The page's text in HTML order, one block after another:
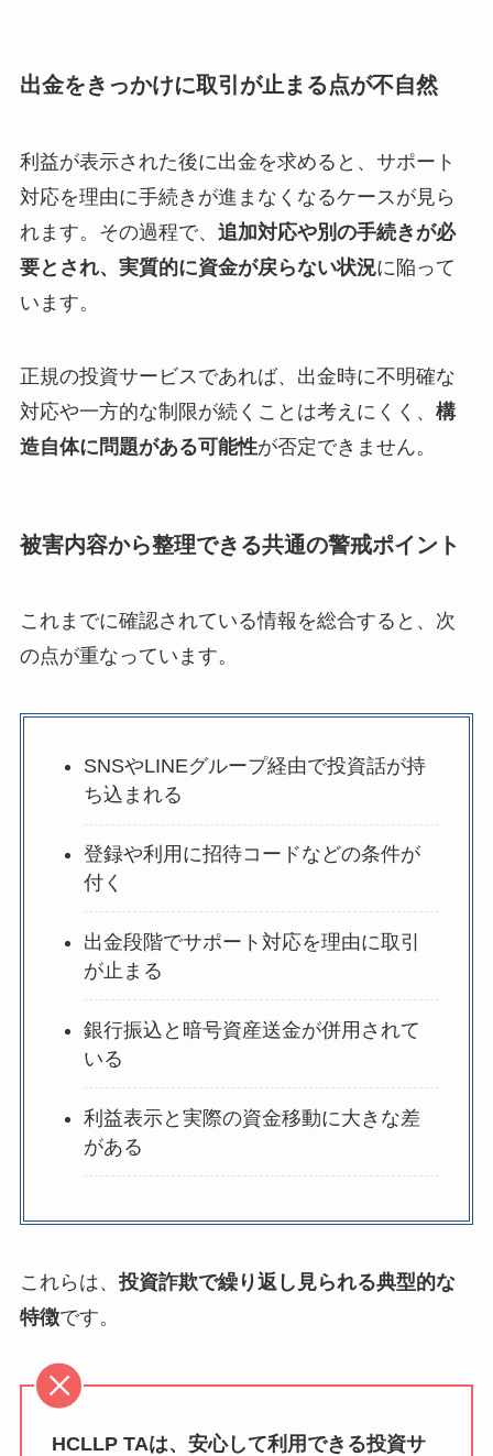
出金をきっかけに取引が止まる点が不自然
利益が表示された後に出金を求めると、サポート
対応を理由に手続きが進まなくなるケースが見ら
れます。その過程で、 追加対応や別の手続きが必
要とされ、実質的に資金が戻らない状況に陥って
います。
正規の投資サービスであれば、出金時に不明確な
対応や一方的な制限が続くことは考えにくく、 構
造自体に問題がある可能性が否定できません。
被害内容から整理できる共通の警戒ポイント
これまでに確認されている情報を総合すると、次
の点が重なっています。
SNSやLINEグループ経由で投資話が持
ち込まれる
登録や利用に招待コードなどの条件が
付く
出金段階でサポート対応を理由に取引
が止まる
銀行振込と暗号資産送金が併用されて
いる
利益表示と実際の資金移動に大きな差
がある
これらは、 投資詐欺で繰り返し見られる典型的な
特徴です。
HCLLP TAは、安心して利用できる投資サ